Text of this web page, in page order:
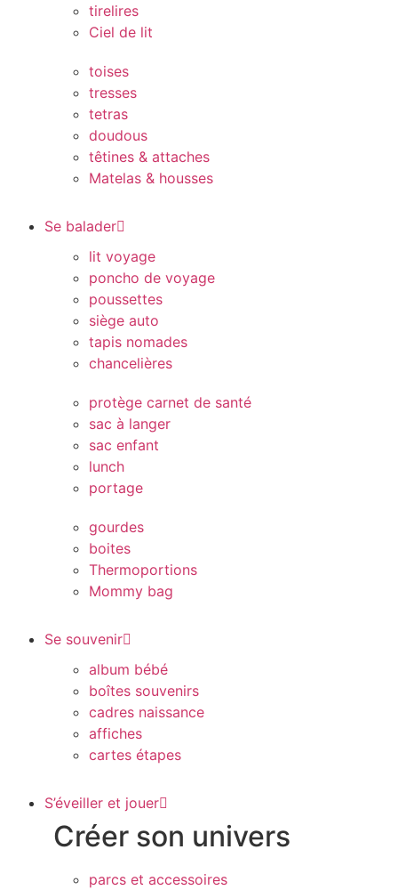
tirelires
Ciel de lit
toises
tresses
tetras
doudous
têtines & attaches
Matelas & housses
Se balader
lit voyage
poncho de voyage
poussettes
siège auto
tapis nomades
chancelières
protège carnet de santé
sac à langer
sac enfant
lunch
portage
gourdes
boites
Thermoportions
Mommy bag
Se souvenir
album bébé
boîtes souvenirs
cadres naissance
affiches
cartes étapes
S’éveiller et jouer
Créer son univers
parcs et accessoires